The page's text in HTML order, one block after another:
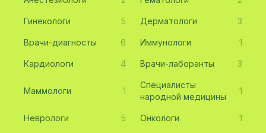
Гинекологи 5 Дерматологи 3
Врачи-диагносты 6 Иммунологи 1
Кардиологи 4 Врачи-лаборанты 3
Маммологи 1
Специалисты
народной медицины
1
Неврологи 5 Онкологи 1